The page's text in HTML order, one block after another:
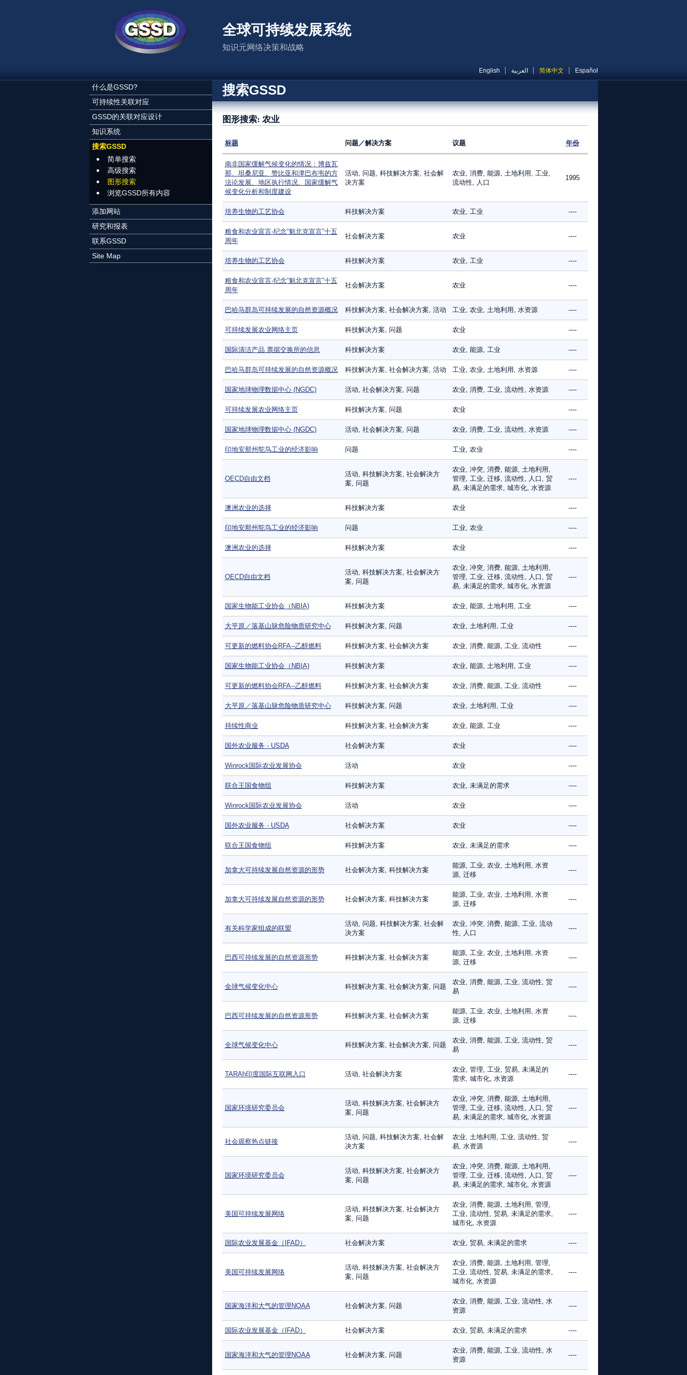
全球可持续发展系统
知识元网络决策和战略
English العربية 简体中文 Español
什么是GSSD?
可持续性关联对应
GSSD的关联对应设计
知识系统
搜索GSSD
简单搜索
高级搜索
图形搜索
浏览GSSD所有内容
添加网站
研究和报表
联系GSSD
Site Map
搜索GSSD
图形搜索: 农业
标题 问题／解决方案 议题 年份
南非国家缓解气候变化的情况：博兹瓦
那、坦桑尼亚、赞比亚和津巴布韦的方
法论发展、地区执行情况、国家缓解气
候变化分析和制度建设
活动, 问题, 科技解决方案, 社会解
决方案
农业, 消费, 能源, 土地利用, 工业,
流动性, 人口
1995
培养生物的工艺协会 科技解决方案 农业, 工业 ----
粮食和农业宣言-纪念“魁北克宣言”十五
周年
社会解决方案 农业 ----
培养生物的工艺协会 科技解决方案 农业, 工业 ----
粮食和农业宣言-纪念“魁北克宣言”十五
周年
社会解决方案 农业 ----
巴哈马群岛可持续发展的自然资源概况 科技解决方案, 社会解决方案, 活动 工业, 农业, 土地利用, 水资源 ----
可持续发展农业网络主页 科技解决方案, 问题 农业 ----
国际清洁产品 票据交换所的信息 科技解决方案 农业, 能源, 工业 ----
巴哈马群岛可持续发展的自然资源概况 科技解决方案, 社会解决方案, 活动 工业, 农业, 土地利用, 水资源 ----
国家地球物理数据中心 (NGDC) 活动, 社会解决方案, 问题 农业, 消费, 工业, 流动性, 水资源 ----
可持续发展农业网络主页 科技解决方案, 问题 农业 ----
国家地球物理数据中心 (NGDC) 活动, 社会解决方案, 问题 农业, 消费, 工业, 流动性, 水资源 ----
印地安那州鸵鸟工业的经济影响 问题 工业, 农业 ----
OECD自由文档
活动, 科技解决方案, 社会解决方
案, 问题
农业, 冲突, 消费, 能源, 土地利用,
管理, 工业, 迁移, 流动性, 人口, 贸
易, 未满足的需求, 城市化, 水资源
----
澳洲农业的选择 科技解决方案 农业 ----
印地安那州鸵鸟工业的经济影响 问题 工业, 农业 ----
澳洲农业的选择 科技解决方案 农业 ----
OECD自由文档
活动, 科技解决方案, 社会解决方
案, 问题
农业, 冲突, 消费, 能源, 土地利用,
管理, 工业, 迁移, 流动性, 人口, 贸
易, 未满足的需求, 城市化, 水资源
----
国家生物能工业协会（NBIA) 科技解决方案 农业, 能源, 土地利用, 工业 ----
大平原／落基山脉危险物质研究中心 科技解决方案, 问题 农业, 土地利用, 工业 ----
可更新的燃料协会RFA--乙醇燃料 科技解决方案, 社会解决方案 农业, 消费, 能源, 工业, 流动性 ----
国家生物能工业协会（NBIA) 科技解决方案 农业, 能源, 土地利用, 工业 ----
可更新的燃料协会RFA--乙醇燃料 科技解决方案, 社会解决方案 农业, 消费, 能源, 工业, 流动性 ----
大平原／落基山脉危险物质研究中心 科技解决方案, 问题 农业, 土地利用, 工业 ----
持续性商业 科技解决方案, 社会解决方案 农业, 能源, 工业 ----
国外农业服务 - USDA 社会解决方案 农业 ----
Winrock国际农业发展协会 活动 农业 ----
联合王国食物组 科技解决方案 农业, 未满足的需求 ----
Winrock国际农业发展协会 活动 农业 ----
国外农业服务 - USDA 社会解决方案 农业 ----
联合王国食物组 科技解决方案 农业, 未满足的需求 ----
加拿大可持续发展自然资源的形势 社会解决方案, 科技解决方案
能源, 工业, 农业, 土地利用, 水资
源, 迁移
----
加拿大可持续发展自然资源的形势 社会解决方案, 科技解决方案
能源, 工业, 农业, 土地利用, 水资
源, 迁移
----
有关科学家组成的联盟
活动, 问题, 科技解决方案, 社会解
决方案
农业, 冲突, 消费, 能源, 工业, 流动
性, 人口
----
巴西可持续发展的自然资源形势 科技解决方案, 社会解决方案
能源, 工业, 农业, 土地利用, 水资
源, 迁移
----
全球气候变化中心 科技解决方案, 社会解决方案, 问题
农业, 消费, 能源, 工业, 流动性, 贸
易
----
巴西可持续发展的自然资源形势 科技解决方案, 社会解决方案
能源, 工业, 农业, 土地利用, 水资
源, 迁移
----
全球气候变化中心 科技解决方案, 社会解决方案, 问题
农业, 消费, 能源, 工业, 流动性, 贸
易
----
TARAh印度国际互联网入口 活动, 社会解决方案
农业, 管理, 工业, 贸易, 未满足的
需求, 城市化, 水资源
----
国家环境研究委员会
活动, 科技解决方案, 社会解决方
案, 问题
农业, 冲突, 消费, 能源, 土地利用,
管理, 工业, 迁移, 流动性, 人口, 贸
易, 未满足的需求, 城市化, 水资源
----
社会观察热点链接
活动, 问题, 科技解决方案, 社会解
决方案
农业, 土地利用, 工业, 流动性, 贸
易, 水资源
----
国家环境研究委员会
活动, 科技解决方案, 社会解决方
案, 问题
农业, 冲突, 消费, 能源, 土地利用,
管理, 工业, 迁移, 流动性, 人口, 贸
易, 未满足的需求, 城市化, 水资源
----
美国可持续发展网络
活动, 科技解决方案, 社会解决方
案, 问题
农业, 消费, 能源, 土地利用, 管理,
工业, 流动性, 贸易, 未满足的需求,
城市化, 水资源
----
国际农业发展基金（IFAD） 社会解决方案 农业, 贸易, 未满足的需求 ----
美国可持续发展网络
活动, 科技解决方案, 社会解决方
案, 问题
农业, 消费, 能源, 土地利用, 管理,
工业, 流动性, 贸易, 未满足的需求,
城市化, 水资源
----
国家海洋和大气的管理NOAA 社会解决方案, 问题
农业, 消费, 能源, 工业, 流动性, 水
资源
----
国际农业发展基金（IFAD） 社会解决方案 农业, 贸易, 未满足的需求 ----
国家海洋和大气的管理NOAA 社会解决方案, 问题
农业, 消费, 能源, 工业, 流动性, 水
资源
----